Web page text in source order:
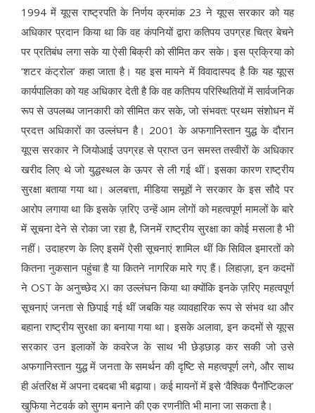
1994 में यूएस राष्ट्रपति के निर्णय क्रमांक 23 ने यूएस सरकार को यह
अधिकार प्रदान किया था कि वह कंपनियों द्वारा कतिपय उपग्रह चित्र बेचने
पर प्रतिबंध लगा सके या ऐसी बिक्री को सीमित कर सके। इस प्रक्रिया को
‘शटर कंट्रोल’ कहा जाता है। यह इस मायने में विवादास्पद है कि यह यूएस
कार्यपालिका को यह अधिकार देती है कि वह कतिपय परिस्थितियों में सार्वजनिक
रूप से उपलब्ध जानकारी को सीमित कर सके, जो संभवत: प्रथम संशोधन में
प्रदत्त अधिकारों का उल्लंघन है। 2001 के अफगानिस्तान युद्ध के दौरान
यूएस सरकार ने जियोआई उपग्रह से प्राप्त उन समस्त तस्वीरों के अधिकार
खरीद लिए थे जो युद्धस्थल के ऊपर से ली गई थीं। इसका कारण राष्ट्रीय
सुरक्षा बताया गया था। अलबत्ता, मीडिया समूहों ने सरकार के इस सौदे पर
आरोप लगाया था कि इसके ज़रिए उन्हें आम लोगों को महत्वपूर्ण मामलों के बारे
में सूचना देने से रोका जा रहा है, जिनमें राष्ट्रीय सुरक्षा का कोई मसला है भी
नहीं। उदाहरण के लिए इसमें ऐसी सूचनाएं शामिल थीं कि सिविल इमारतों को
कितना नुकसान पहुंचा है या कितने नागरिक मारे गए हैं। लिहाज़ा, इन कदमों
ने OST के अनुच्छेद XI का उल्लंघन किया था क्योंकि इनके ज़रिए महत्वपूर्ण
सूचनाएं जनता से छिपाई गई थीं जबकि यह व्यावहारिक रूप से संभव था और
बहाना राष्ट्रीय सुरक्षा का बनाया गया था। इसके अलावा, इन कदमों से यूएस
सरकार उन इलाकों के कवरेज के साथ भी छेड़छाड़ कर सकी जो उसे
अफगानिस्तान युद्ध में जनता के समर्थन की दृष्टि से महत्वपूर्ण लगे, और साथ
ही अंतरिक्ष में अपना दबदबा भी बढ़ाया। कई मायनों में इसे ‘वैश्विक पैनॉप्टिकल’
खुफिया नेटवर्क को सुगम बनाने की एक रणनीति भी माना जा सकता है।